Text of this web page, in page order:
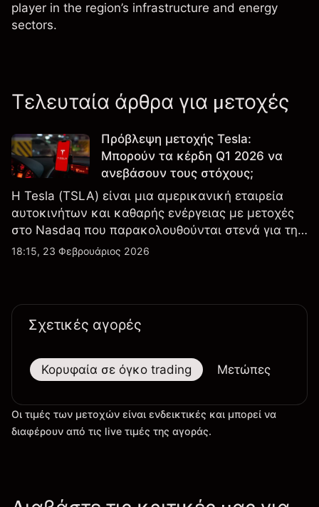
player in the region’s infrastructure and energy
sectors.
Τελευταία άρθρα για μετοχές
Πρόβλεψη μετοχής Tesla:
Μπορούν τα κέρδη Q1 2026 να
ανεβάσουν τους στόχους;
Η Tesla (TSLA) είναι μια αμερικανική εταιρεία
αυτοκινήτων και καθαρής ενέργειας με μετοχές
στο Nasdaq που παρακολουθούνται στενά για την
απόδοση κερδών, τα δεδομένα παραδόσεων και
18:15, 23 Φεβρουάριος 2026
Σχετικές αγορές
Κορυφαία σε όγκο trading Μετώπες
Οι τιμές των μετοχών είναι ενδεικτικές και μπορεί να
διαφέρουν από τις live τιμές της αγοράς.